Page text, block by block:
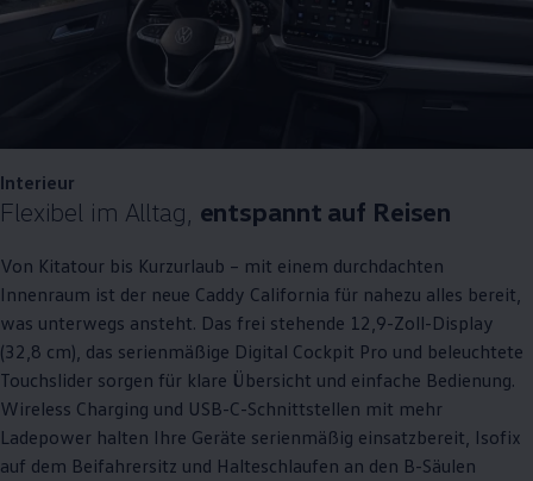
Interieur
Flexibel im Alltag, entspannt auf Reisen
Von Kitatour bis Kurzurlaub – mit einem durchdachten
Innenraum ist der neue Caddy California für nahezu alles bereit,
was unterwegs ansteht. Das frei stehende 12,9-Zoll-Display
(32,8 cm), das serienmäßige Digital Cockpit Pro und beleuchtete
Touchslider sorgen für klare Übersicht und einfache Bedienung.
Wireless Charging und USB-C-Schnittstellen mit mehr
Ladepower halten Ihre Geräte serienmäßig einsatzbereit, Isofix
auf dem Beifahrersitz und Halteschlaufen an den B-Säulen